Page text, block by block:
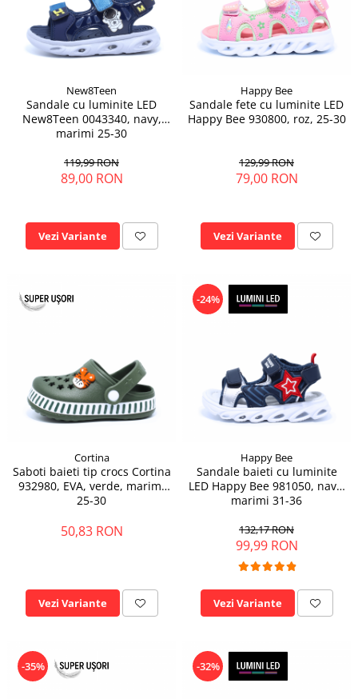
New8Teen
Sandale cu luminite LED
New8Teen 0043340, navy,
marimi 25-30
119,99 RON
89,00 RON
Vezi Variante
Happy Bee
Sandale fete cu luminite LED
Happy Bee 930800, roz, 25-30
129,99 RON
79,00 RON
Vezi Variante
Cortina
Saboti baieti tip crocs Cortina
932980, EVA, verde, marimi
25-30
50,83 RON
Vezi Variante
-24%
Happy Bee
Sandale baieti cu luminite
LED Happy Bee 981050, navy,
marimi 31-36
132,17 RON
99,99 RON
Vezi Variante
-35% -32%